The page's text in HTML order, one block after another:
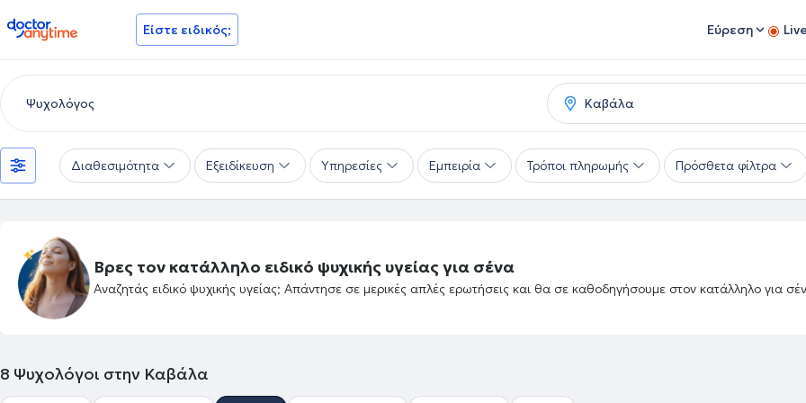
doctoranytime Είστε ειδικός; Εύρεση
Διαθεσιμότητα Εξειδίκευση Υπηρεσίες Εμπειρία Τρόποι πληρωμής Πρόσθετα φίλτρα
Βρες τον κατάλληλο ειδικό ψυχικής υγείας για σένα
Αναζητάς ειδικό ψυχικής υγείας; Απάντησε σε μερικές απλές ερωτήσεις και θα σε καθοδηγήσουμε στον κατάλληλο για
8 Ψυχολόγοι στην Καβάλα